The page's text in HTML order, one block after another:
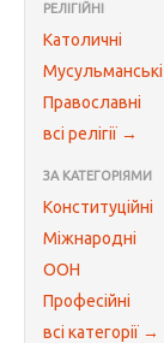
РЕЛІГІЙНІ
Католичні
Мусульманські
Православні
всі релігії →
ЗА КАТЕГОРІЯМИ
Конституційні
Міжнародні
ООН
Професійні
всі категорії →